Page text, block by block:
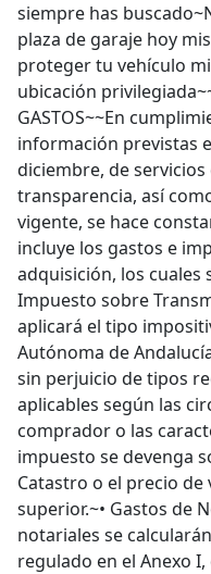
siempre has
plaza de garaje hoy
proteger tu vehículo
ubicación
GASTOS~~En
información previstas
diciembre, de
transparencia, así
vigente, se hace
incluye los gastos e
adquisición, los cuales
Impuesto sobre
aplicará el tipo
Autónoma de
sin perjuicio de tipos
aplicables según las
comprador o las
impuesto se devenga
Catastro o el precio
superior.~• Gastos de
notariales se
regulado en el Anexo